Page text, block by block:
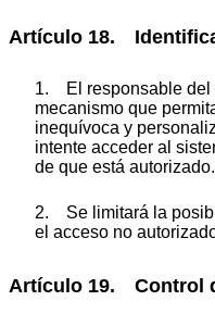
Artículo 18.
1. El responsable del
mecanismo que
inequívoca y
intente acceder al
de que está autorizado.
2. Se limitará la
el acceso no
Artículo 19. Control